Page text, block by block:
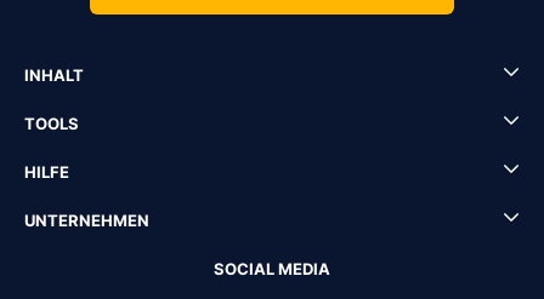
INHALT
TOOLS
HILFE
UNTERNEHMEN
SOCIAL MEDIA